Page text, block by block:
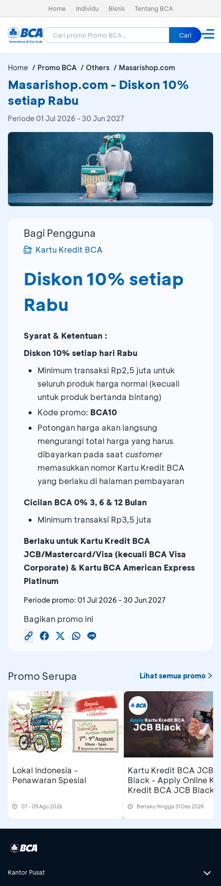
Home Individu Bisnis Tentang BCA
Cari
Home Promo BCA Others Masarishop.com
Masarishop.com - Diskon 10%
setiap Rabu
Periode 01 Jul 2026 - 30 Jun 2027
Bagi Pengguna
Kartu Kredit BCA
Diskon 10% setiap
Rabu
Syarat & Ketentuan :
Diskon 10% setiap hari Rabu
Minimum transaksi Rp2,5 juta untuk
seluruh produk harga normal (kecuali
untuk produk bertanda bintang)
Kode promo: BCA10
Potongan harga akan langsung
mengurangi total harga yang harus
dibayarkan pada saat customer
memasukkan nomor Kartu Kredit BCA
yang berlaku di halaman pembayaran
Cicilan BCA 0% 3, 6 & 12 Bulan
Minimum transaksi Rp3,5 juta
Berlaku untuk Kartu Kredit BCA
JCB/Mastercard/Visa (kecuali BCA Visa
Corporate) & Kartu BCA American Express
Platinum
Periode promo: 01 Jul 2026 - 30 Jun 2027
Bagikan promo ini
Promo Serupa Lihat semua promo
Lokal Indonesia -
Penawaran Spesial
07 - 09 Agu 2026
Kartu Kredit BCA JCB
Black - Apply Online
Kredit BCA JCB Black
Rp500 Ribu
Berlaku Hingga 31 Des 2026
Kantor Pusat